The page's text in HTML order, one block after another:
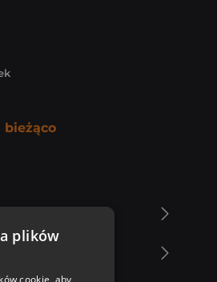
bieżąco
plików
cookie, aby